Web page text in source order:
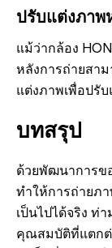
ปรับแต่งภาพ
แม้ว่ากล้อง
หลังการถ่ายสา
แต่งภาพเพื่อปรั
บทสรุป
ด้วยพัฒนาการข
ทำให้การถ่ายภ
เป็นไปได้จริง ท่
คุณสมบัติที่แตกต่